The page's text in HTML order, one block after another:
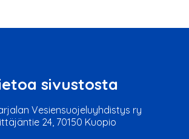
sivustosta
Vesiensuojeluyhdistys ry
24, 70150 Kuopio